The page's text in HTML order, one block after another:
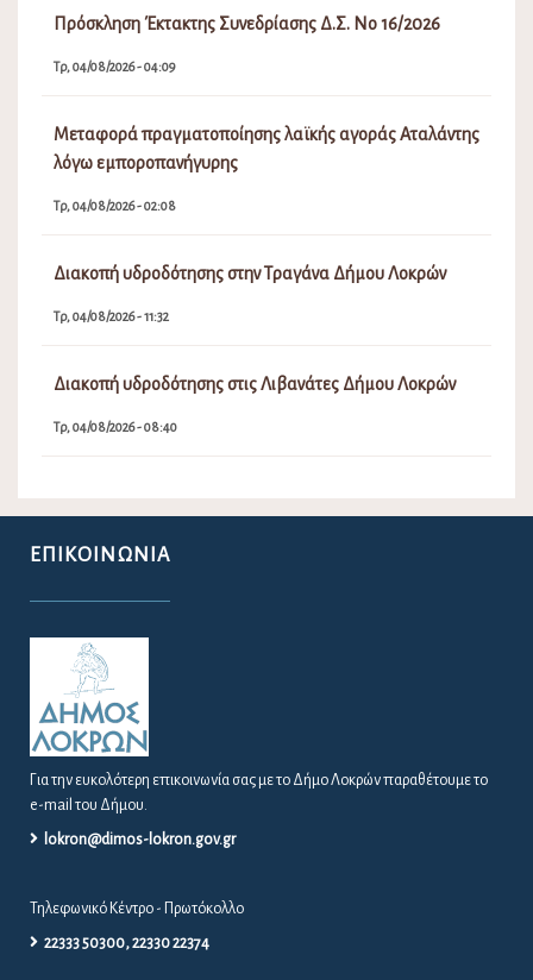
Πρόσκληση Έκτακτης Συνεδρίασης Δ.Σ. Νο 16/2026
Τρ, 04/08/2026 - 04:09
Μεταφορά πραγματοποίησης λαϊκής αγοράς Αταλάντης
λόγω εμποροπανήγυρης
Τρ, 04/08/2026 - 02:08
Διακοπή υδροδότησης στην Τραγάνα Δήμου Λοκρών
Τρ, 04/08/2026 - 11:32
Διακοπή υδροδότησης στις Λιβανάτες Δήμου Λοκρών
Τρ, 04/08/2026 - 08:40
ΕΠΙΚΟΙΝΩΝΊΑ
Για την ευκολότερη επικοινωνία σας με το Δήμο Λοκρών παραθέτουμε το
e-mail του Δήμου.
lokron@dimos-lokron.gov.gr
Τηλεφωνικό Κέντρο - Πρωτόκολλο
22333 50300, 22330 22374